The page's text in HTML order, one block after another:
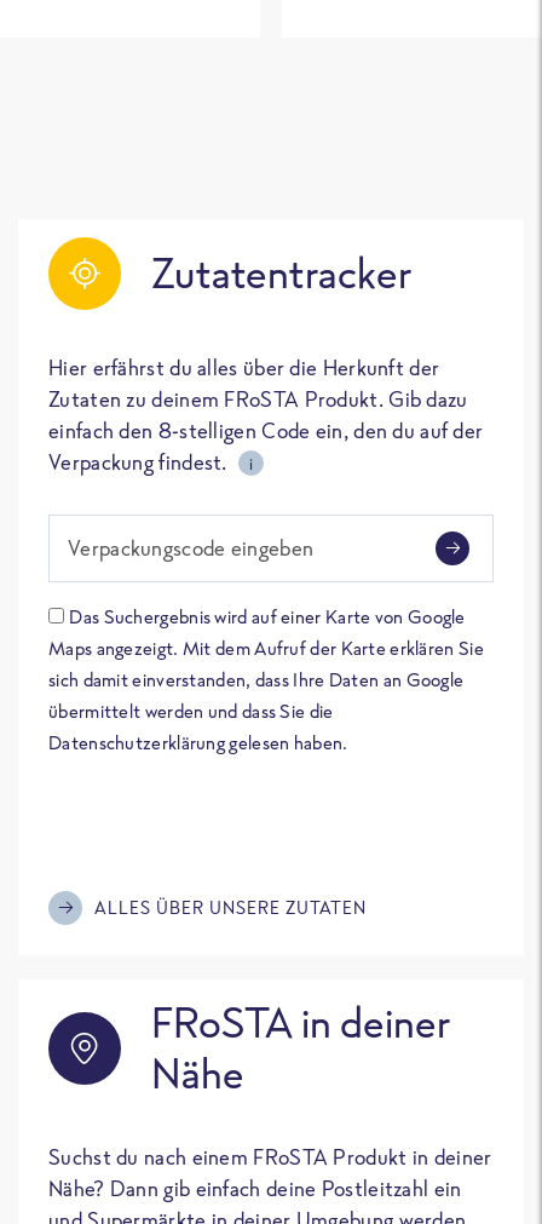
Zutatentracker
Hier erfährst du alles über die Herkunft der
Zutaten zu deinem FRoSTA Produkt. Gib dazu
einfach den 8-stelligen Code ein, den du auf der
Verpackung findest.
i
Verpackungscode eingeben
Das Suchergebnis wird auf einer Karte von Google
Maps angezeigt. Mit dem Aufruf der Karte erklären Sie
sich damit einverstanden, dass Ihre Daten an Google
übermittelt werden und dass Sie die
Datenschutzerklärung gelesen haben.
ALLES ÜBER UNSERE ZUTATEN
FRoSTA in deiner
Nähe
Suchst du nach einem FRoSTA Produkt in deiner
Nähe? Dann gib einfach deine Postleitzahl ein